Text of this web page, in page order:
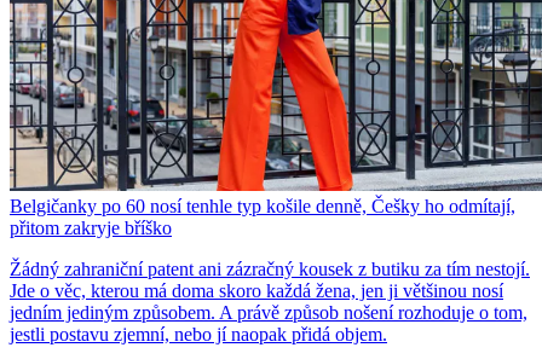
Belgičanky po 60 nosí tenhle typ košile denně, Češky ho odmítají,
přitom zakryje bříško
Žádný zahraniční patent ani zázračný kousek z butiku za tím nestojí.
Jde o věc, kterou má doma skoro každá žena, jen ji většinou nosí
jedním jediným způsobem. A právě způsob nošení rozhoduje o tom,
jestli postavu zjemní, nebo jí naopak přidá objem.